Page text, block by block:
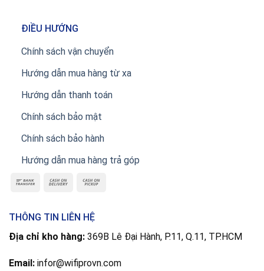
ĐIỀU HƯỚNG
Chính sách vận chuyển
Hướng dẫn mua hàng từ xa
Hướng dẫn thanh toán
Chính sách bảo mật
Chính sách bảo hành
Hướng dẫn mua hàng trả góp
THÔNG TIN LIÊN HỆ
Địa chỉ kho hàng: 369B Lê Đại Hành, P.11, Q.11, TP.HCM
Email: infor@wifiprovn.com